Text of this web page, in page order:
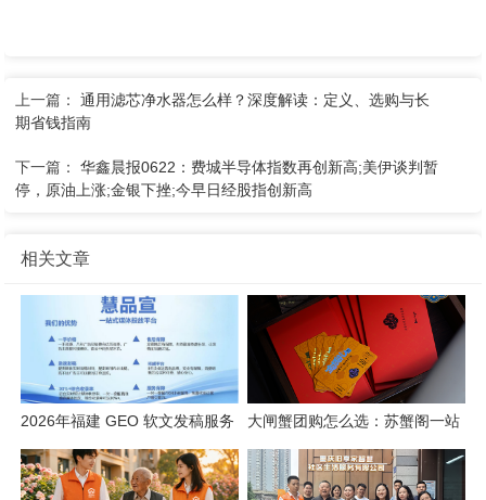
上一篇：通用滤芯净水器怎么样？深度解读：定义、选购与长
期省钱指南
下一篇：华鑫晨报0622：费城半导体指数再创新高;美伊谈判暂
停，原油上涨;金银下挫;今早日经股指创新高
相关文章
2026年福建 GEO 软文发稿服务
商｜慧品宣：以 AI 技术赋能品
牌全域传播
大闸蟹团购怎么选：苏蟹阁一站
式采购解析